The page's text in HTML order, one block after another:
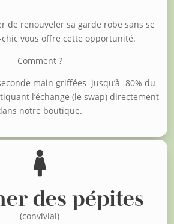
de renouveler sa garde robe sans se
chic vous offre cette opportunité.
Comment ?
main griffées jusqu’à -80% du
l’échange (le swap) directement
notre boutique.

des pépites
(convivial)